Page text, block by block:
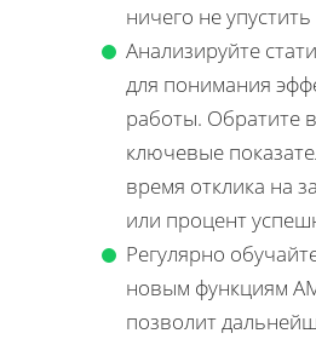
ничего не
Анализируйте
для понимания
работы. Обратите
ключевые
время отклика на
или процент
Регулярно
новым функциям
позволит